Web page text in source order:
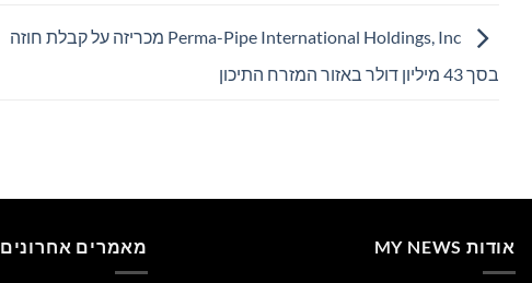
Perma-Pipe International Holdings, Inc מכריזה על קבלת חוזה
בסך 43 מיליון דולר באזור המזרח התיכון
אודות MY NEWS מאמרים אחרונים